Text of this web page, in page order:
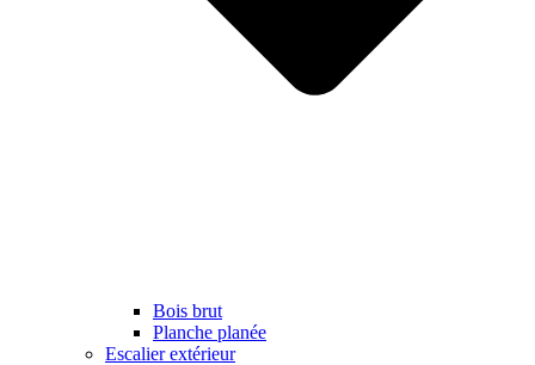
Bois brut
Planche planée
Escalier extérieur